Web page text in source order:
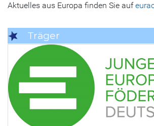
Aktuelles aus Europa finden Sie auf
Träger